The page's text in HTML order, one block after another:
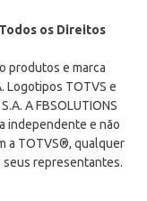
os Direitos
produtos e marca
Logotipos TOTVS e
A FBSOLUTIONS
independente e não
a TOTVS®, qualquer
seus representantes.